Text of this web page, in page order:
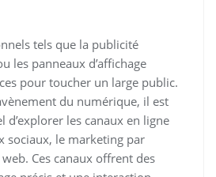
tels que la publicité
les panneaux d’affichage
pour toucher un large public.
du numérique, il est
d’explorer les canaux en ligne
sociaux, le marketing par
Ces canaux offrent des